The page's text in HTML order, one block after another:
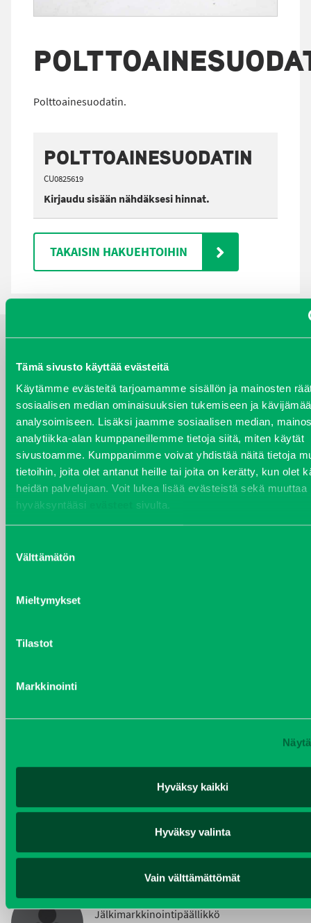
Tämä sivusto käyttää evästeitä
Käytämme evästeitä tarjoamamme sisällön ja mainosten
sosiaalisen median ominaisuuksien tukemiseen ja
analysoimiseen. Lisäksi jaamme sosiaalisen median,
analytiikka-alan kumppaneillemme tietoja siitä, miten käytät
sivustoamme. Kumppanimme voivat yhdistää näitä tietoja
tietoihin, joita olet antanut heille tai joita on kerätty, kun olet
heidän palvelujaan. Voit lukea lisää evästeistä sekä muuttaa
hyväksyntääsi
sivulta.
valinta
Välttämätön
Mieltymykset
Tilastot
Markkinointi
Hyväksy kaikki
Hyväksy valinta
Vain välttämättömät
Polttoainesuodatin.
POLTTOAINESUODATIN
CU0825619
Kirjaudu sisään nähdäksesi hinnat.
TAKAISIN HAKUEHTOIHIN
YHTEYSTIEDOT
VARAOSAT
Varaosat
Puh 020 7458 686
varaosat@j-trading.fi
Taajama- ja viheralueiden hoitokoneet ja
Vuokrakoneet
Puh 040 4814 189
etunimi.sukunimi@j-trading.fi
PEPE JUVAMO
Jälkimarkkinointipäällikkö